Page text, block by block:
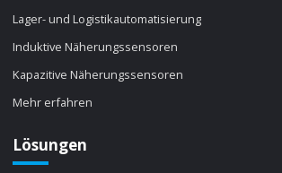
Lager- und Logistikautomatisierung
Induktive Näherungssensoren
Kapazitive Näherungssensoren
Mehr erfahren
Lösungen